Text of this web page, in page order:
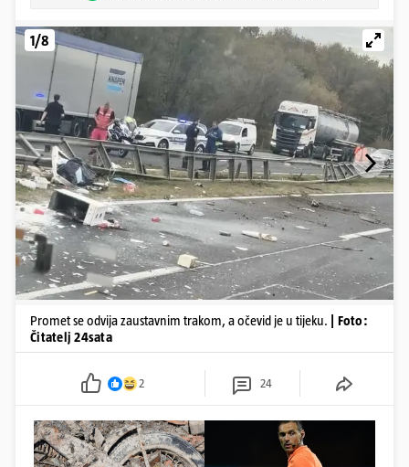
1/8
Promet se odvija zaustavnim trakom, a očevid je u tijeku.
| Foto:
Čitatelj 24sata
2 24